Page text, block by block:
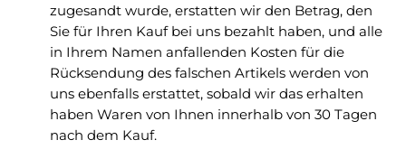
zugesandt wurde, erstatten wir den Betrag, den
Sie für Ihren Kauf bei uns bezahlt haben, und alle
in Ihrem Namen anfallenden Kosten für die
Rücksendung des falschen Artikels werden von
uns ebenfalls erstattet, sobald wir das erhalten
haben Waren von Ihnen innerhalb von 30 Tagen
nach dem Kauf.